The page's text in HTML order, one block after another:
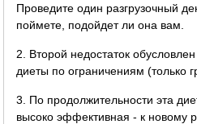
Проведите один разгрузочный
поймете, подойдет ли она вам.
2. Второй недостаток
диеты по ограничениям (только
3. По продолжительности эта
высоко эффективная - к новому